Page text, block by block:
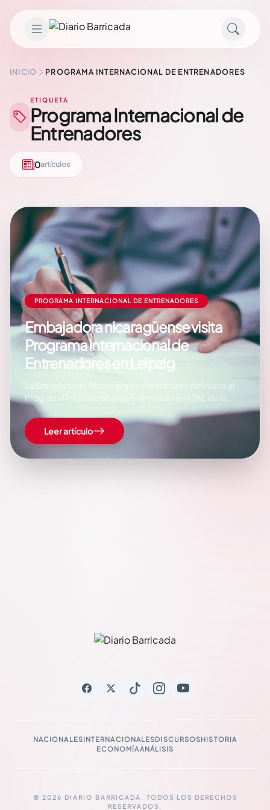
INICIO PROGRAMA INTERNACIONAL DE ENTRENADORES
ETIQUETA
Programa Internacional de
Entrenadores
0artículos
PROGRAMA INTERNACIONAL DE ENTRENADORES
Embajadora nicaragüense visita
Programa Internacional de
Entrenadores en Leipzig
La Embajada de Nicaragua en Alemania realizó visita al
Programa Internacional de Entrenadores (ITK), de la
Facultad de Ciencias del Deporte de la Universidad de
Leipzig, en el Estado de Sajonia. En el ITK nos recibió su
Director, el Señor Daniel Eckert-Lindhammer con quien
intercambiamos información sobre las…
Leer artículo
NACIONALESINTERNACIONALESDISCURSOSHISTORIA
ECONOMÍAANÁLISIS
© 2026 DIARIO BARRICADA. TODOS LOS DERECHOS
RESERVADOS.